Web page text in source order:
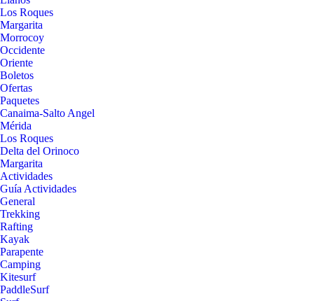
Los Roques
Margarita
Morrocoy
Occidente
Oriente
Boletos
Ofertas
Paquetes
Canaima-Salto Angel
Mérida
Los Roques
Delta del Orinoco
Margarita
Actividades
Guía Actividades
General
Trekking
Rafting
Kayak
Parapente
Camping
Kitesurf
PaddleSurf